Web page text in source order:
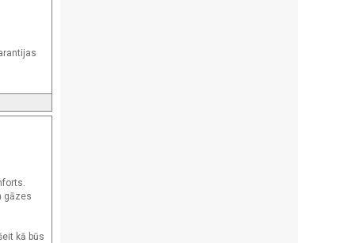
gāzes
kā būs